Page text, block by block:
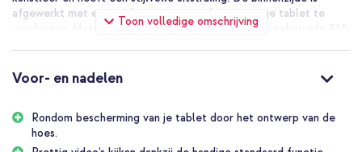
Toon volledige omschrijving
afgewerkt met een zachte voering om krassen op je tablet te
voorkomen. Het unieke design is voorzien van een ingebouwde 360
game of serie!
De bookcase is gemaakt van hoge kwaliteit kunstleer. Dit biedt
bescherming tegen dagelijkse schade van je tablet en geeft de
Voor- en nadelen
Rondom bescherming van je tablet door het ontwerp van de
hoes.